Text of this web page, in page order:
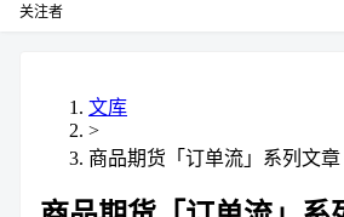
关注者
文库
>
商品期货「订单流」系列文